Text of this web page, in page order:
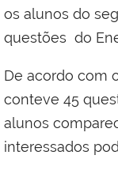
os alunos do
questões do
De acordo com
conteve 45
alunos
interessados